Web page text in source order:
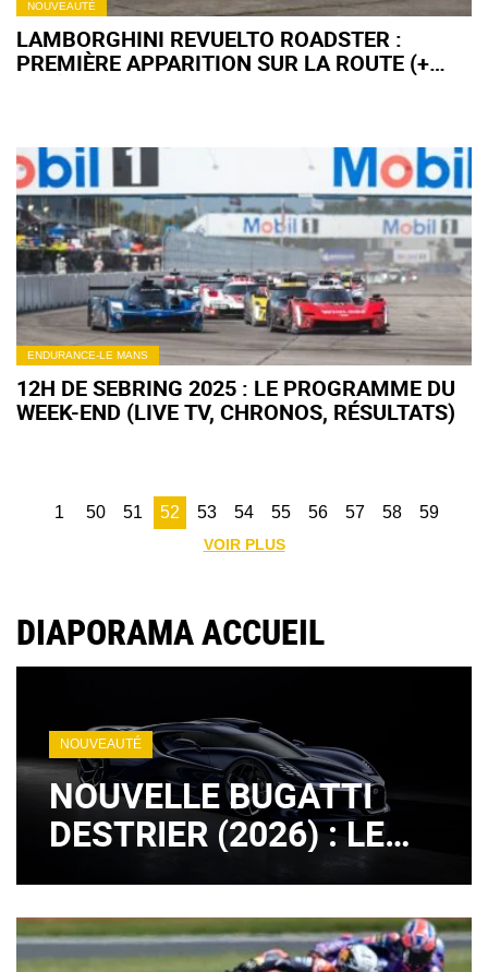
NOUVEAUTÉ
LAMBORGHINI REVUELTO ROADSTER :
PREMIÈRE APPARITION SUR LA ROUTE (+
ENDURANCE-LE MANS
12H DE SEBRING 2025 : LE PROGRAMME DU
WEEK-END (LIVE TV, CHRONOS, RÉSULTATS)
1 50 51 52 53 54 55 56 57 58 59
VOIR PLUS
DIAPORAMA ACCUEIL
NOUVEAUTÉ
NOUVELLE BUGATTI
DESTRIER (2026) : LE
LÉGENDAIRE MOTEUR
W16 EST DE RETOUR !
(+ IMAGES)